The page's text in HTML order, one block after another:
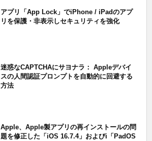
アプリ「App Lock」でiPhone / iPadのアプ
リを保護・非表示しセキュリティを強化
迷惑なCAPTCHAにサヨナラ： Appleデバイ
スの人間認証プロンプトを自動的に回避する
方法
Apple、Apple製アプリの再インストールの問
題を修正した「iOS 16.7.4」およびi「PadOS